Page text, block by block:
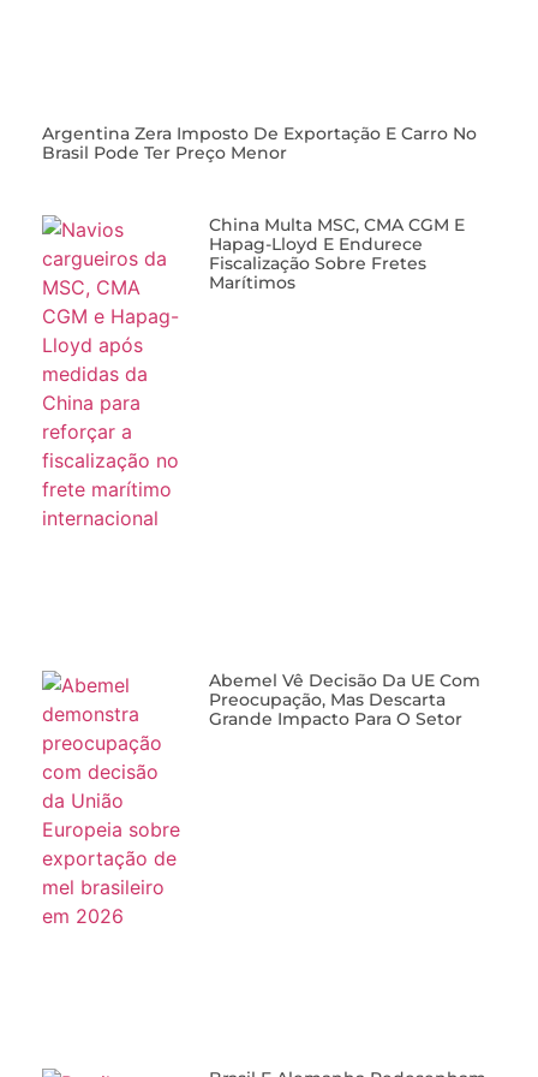
Argentina Zera Imposto De Exportação E Carro No
Brasil Pode Ter Preço Menor
China Multa MSC, CMA CGM E
Hapag-Lloyd E Endurece
Fiscalização Sobre Fretes
Marítimos
Abemel Vê Decisão Da UE Com
Preocupação, Mas Descarta
Grande Impacto Para O Setor